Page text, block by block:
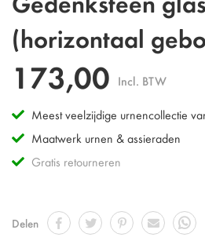
(horizontaal
173,00 Incl. BTW
Meest veelzijdige urnencollectie
Maatwerk urnen & assieraden
Gratis retourneren
Delen